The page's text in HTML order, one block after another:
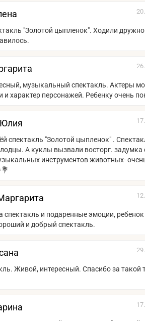
"Золотой цыпленок". Ходили
музыкальный спектакль. Актеры
и характер персонажей. Ребенку очень
спектакль "Золотой цыпленок" .
А куклы вызвали восторг. задумка
инструментов животных-
спектакль и подаренные эмоции,
и добрый спектакль.
Живой, интересный. Спасибо за такой